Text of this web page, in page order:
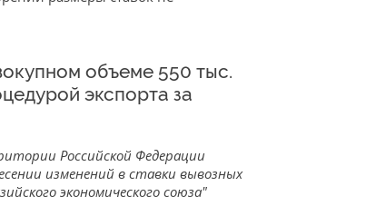
объеме 550 тыс.
экспорта за
Российской Федерации
изменений в ставки вывозных
экономического союза"